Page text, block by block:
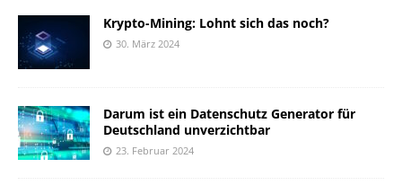
Krypto-Mining: Lohnt sich das noch?
30. März 2024
Darum ist ein Datenschutz Generator für
Deutschland unverzichtbar
23. Februar 2024